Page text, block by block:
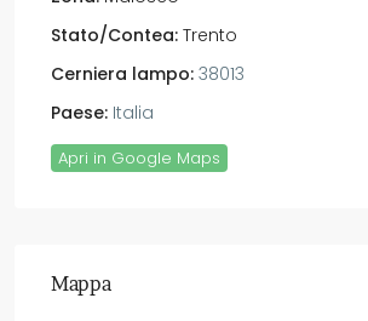
Stato/Contea: Trento
Cerniera lampo: 38013
Paese: Italia
Apri in Google Maps
Mappa